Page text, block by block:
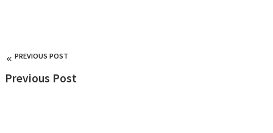
PREVIOUS POST
Previous Post